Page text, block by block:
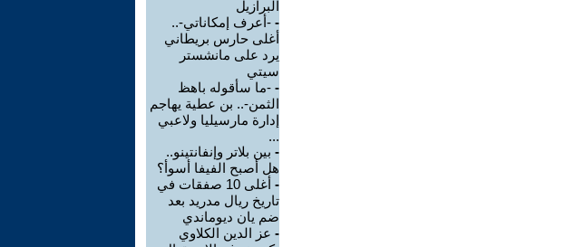
البرازيل
- -أعرف إمكاناتي-..
أغلى حارس بريطاني
يرد على مانشستر
سيتي
- -ما سأقوله باهظ
الثمن-.. بن عطية يهاجم
إدارة مارسيليا ولاعبي
...
- بين بلاتر وإنفانتينو..
هل أصبح الفيفا أسوأ؟
-
أغلى 10 صفقات في
تاريخ ريال مدريد بعد
ضم يان ديوماندي
- عز الدين الكلاوي